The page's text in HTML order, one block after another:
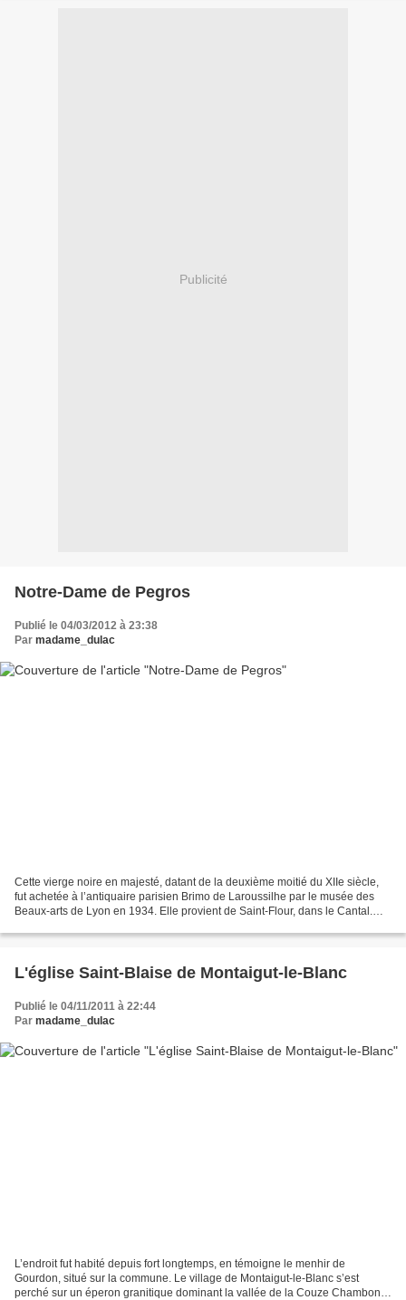
Publicité
Notre-Dame de Pegros
Publié le 04/03/2012 à 23:38
Par madame_dulac
Cette vierge noire en majesté, datant de la deuxième moitié du XIIe siècle,
fut achetée à l’antiquaire parisien Brimo de Laroussilhe par le musée des
Beaux-arts de Lyon en 1934. Elle provient de Saint-Flour, dans le Cantal.
L'église Saint-Blaise de Montaigut-le-Blanc
Publié le 04/11/2011 à 22:44
Par madame_dulac
L’endroit fut habité depuis fort longtemps, en témoigne le menhir de
Gourdon, situé sur la commune. Le village de Montaigut-le-Blanc s’est
perché sur un éperon granitique dominant la vallée de la Couze Chambon.